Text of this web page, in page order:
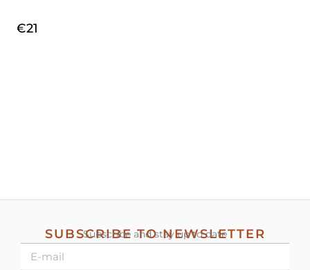
€21
SUBSCRIBE TO NEWSLETTER
Subscribe and stay up to date